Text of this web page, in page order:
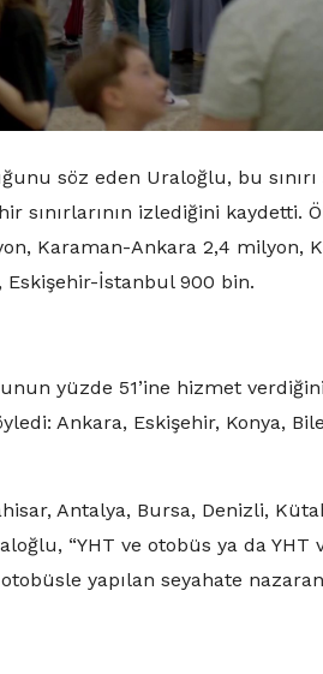
söz eden Uraloğlu, bu sınırı
sınırlarının izlediğini kaydetti.
Karaman-Ankara 2,4 milyon,
Eskişehir-İstanbul 900 bin.
yüzde 51’ine hizmet
Ankara, Eskişehir, Konya,
Antalya, Bursa, Denizli,
“YHT ve otobüs ya da YHT
yapılan seyahate